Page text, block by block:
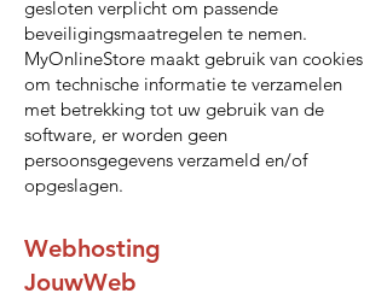
gesloten verplicht om passende
beveiligingsmaatregelen te nemen.
MyOnlineStore maakt gebruik van cookies
om technische informatie te verzamelen
met betrekking tot uw gebruik van de
software, er worden geen
persoonsgegevens verzameld en/of
opgeslagen.
Webhosting
JouwWeb